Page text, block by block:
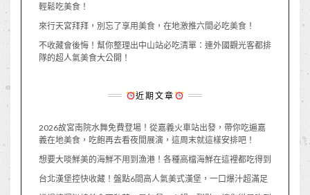
輕鬆吃美食！
來行天宮拜拜，別忘了享用美食，在地激推六間必吃美食！
不收藏會後悔！幫你整理出中山站必吃清單：連外國觀光客都排
隊的超人氣美食大公開！
近期文章
2026故宮南院水舞免費登場！從嘉義火車站出發，帶你吃遍嘉
義在地美食，吃飽再去看夜間展演，這周末就這樣安排吧！
想要大啖鮮美的海鮮不用到漁港！各種高檔海鮮在這裡都吃得到
台北漢堡控快收藏！盤點6間高人氣美式漢堡，一口爆汁超滿足